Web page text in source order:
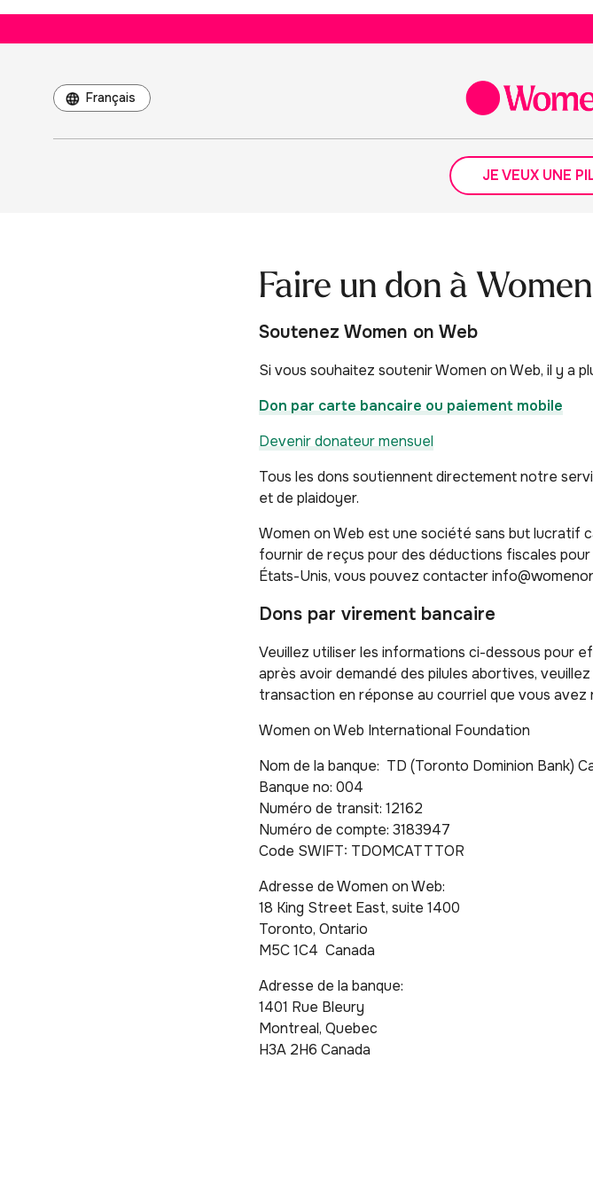
Français
JE VEUX UNE
Faire un don à
Soutenez Women on Web
Si vous souhaitez soutenir Women on Web, il y a
Don par carte bancaire ou paiement mobile
Devenir donateur mensuel
Tous les dons soutiennent directement notre
et de plaidoyer.
Women on Web est une société sans but lucratif
fournir de reçus pour des déductions fiscales
États-Unis, vous pouvez contacter
Dons par virement bancaire
Veuillez utiliser les informations ci-dessous pour
après avoir demandé des pilules abortives,
transaction en réponse au courriel que vous
Women on Web International Foundation
Nom de la banque: TD (Toronto Dominion Bank)
Banque no: 004
Numéro de transit: 12162
Numéro de compte: 3183947
Code SWIFT: TDOMCATTTOR
Adresse de Women on Web:
18 King Street East, suite 1400
Toronto, Ontario
M5C 1C4 Canada
Adresse de la banque:
1401 Rue Bleury
Montreal, Quebec
H3A 2H6 Canada